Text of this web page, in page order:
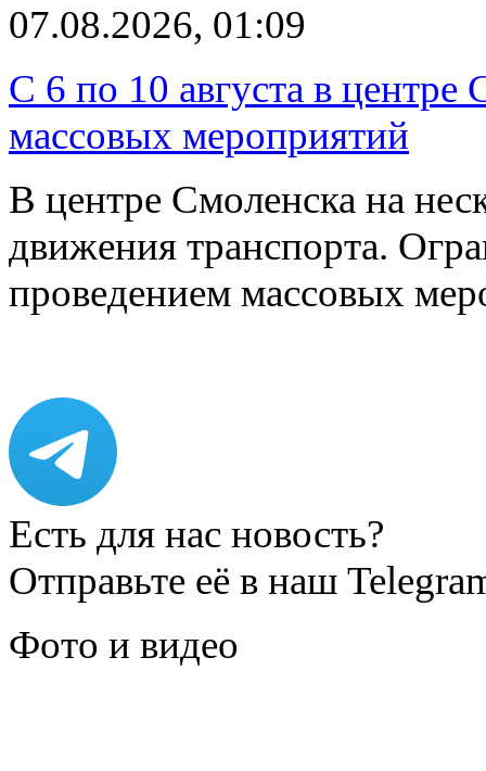
07.08.2026, 01:09
С 6 по 10 августа в центре
массовых мероприятий
В центре Смоленска на
движения транспорта.
проведением массовых
Есть для нас новость?
Отправьте её в наш
Фото и видео